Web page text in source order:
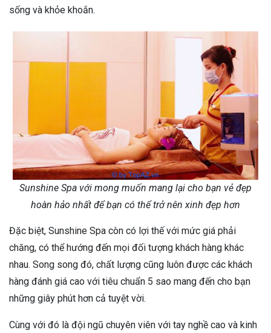
sống và khỏe khoắn.
Sunshine Spa với mong muốn mang lại cho bạn vẻ đẹp
hoàn hảo nhất để bạn có thể trở nên xinh đẹp hơn
Đặc biệt, Sunshine Spa còn có lợi thế với mức giá phải
chăng, có thể hướng đến mọi đối tượng khách hàng khác
nhau. Song song đó, chất lượng cũng luôn được các khách
hàng đánh giá cao với tiêu chuẩn 5 sao mang đến cho bạn
những giây phút hơn cả tuyệt vời.
Cùng với đó là đội ngũ chuyên viên với tay nghề cao và kinh